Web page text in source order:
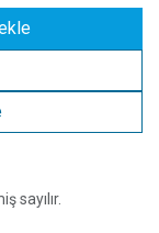
sayılır.